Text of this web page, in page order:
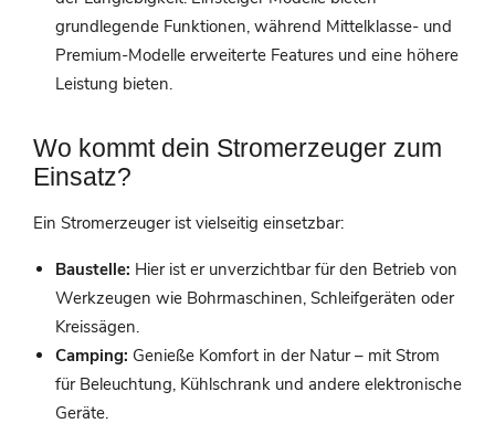
grundlegende Funktionen, während Mittelklasse- und
Premium-Modelle erweiterte Features und eine höhere
Leistung bieten.
Wo kommt dein Stromerzeuger zum
Einsatz?
Ein Stromerzeuger ist vielseitig einsetzbar:
Baustelle: Hier ist er unverzichtbar für den Betrieb von
Werkzeugen wie Bohrmaschinen, Schleifgeräten oder
Kreissägen.
Camping: Genieße Komfort in der Natur – mit Strom
für Beleuchtung, Kühlschrank und andere elektronische
Geräte.